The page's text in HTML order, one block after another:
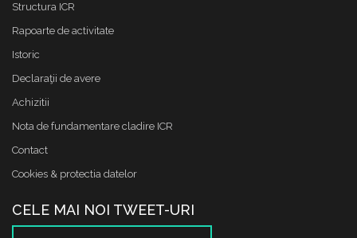
Structura ICR
Rapoarte de activitate
Istoric
Declaraţii de avere
Achizitii
Nota de fundamentare cladire ICR
Contact
Cookies & protectia datelor
CELE MAI NOI TWEET-URI